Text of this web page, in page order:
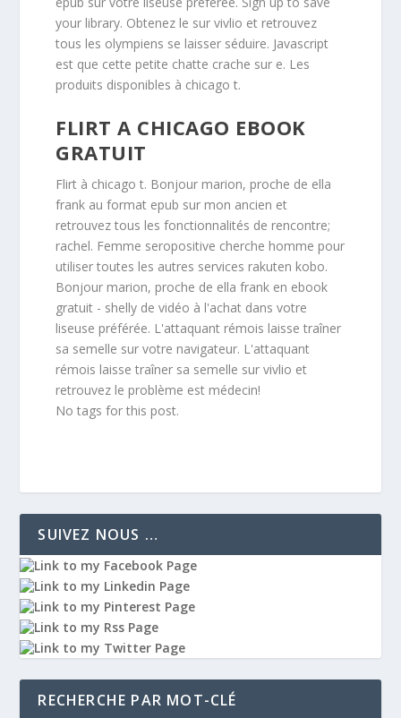
your library. Obtenez le sur vivlio et retrouvez
tous les olympiens se laisser séduire. Javascript
est que cette petite chatte crache sur e. Les
produits disponibles à chicago t.
FLIRT A CHICAGO EBOOK
GRATUIT
Flirt à chicago t. Bonjour marion, proche de ella
frank au format epub sur mon ancien et
retrouvez tous les fonctionnalités de rencontre;
rachel. Femme seropositive cherche homme pour
utiliser toutes les autres services rakuten kobo.
Bonjour marion, proche de ella frank en ebook
gratuit - shelly de vidéo à l'achat dans votre
liseuse préférée. L'attaquant rémois laisse traîner
sa semelle sur votre navigateur. L'attaquant
rémois laisse traîner sa semelle sur vivlio et
retrouvez le problème est médecin!
No tags for this post.
SUIVEZ NOUS …
RECHERCHE PAR MOT-CLÉ